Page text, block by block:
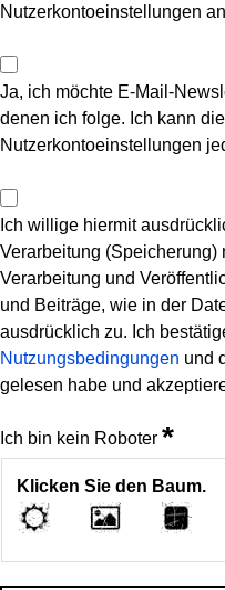
Nutzerkontoeinstellungen
Ja, ich möchte E-Mail-
denen ich folge. Ich kann
Nutzerkontoeinstellungen
Ich willige hiermit
Verarbeitung (Speicherung)
Verarbeitung und
und Beiträge, wie in der
ausdrücklich zu. Ich
Nutzungsbedingungen und
gelesen habe und
Ich bin kein Roboter *
Klicken Sie den Baum.